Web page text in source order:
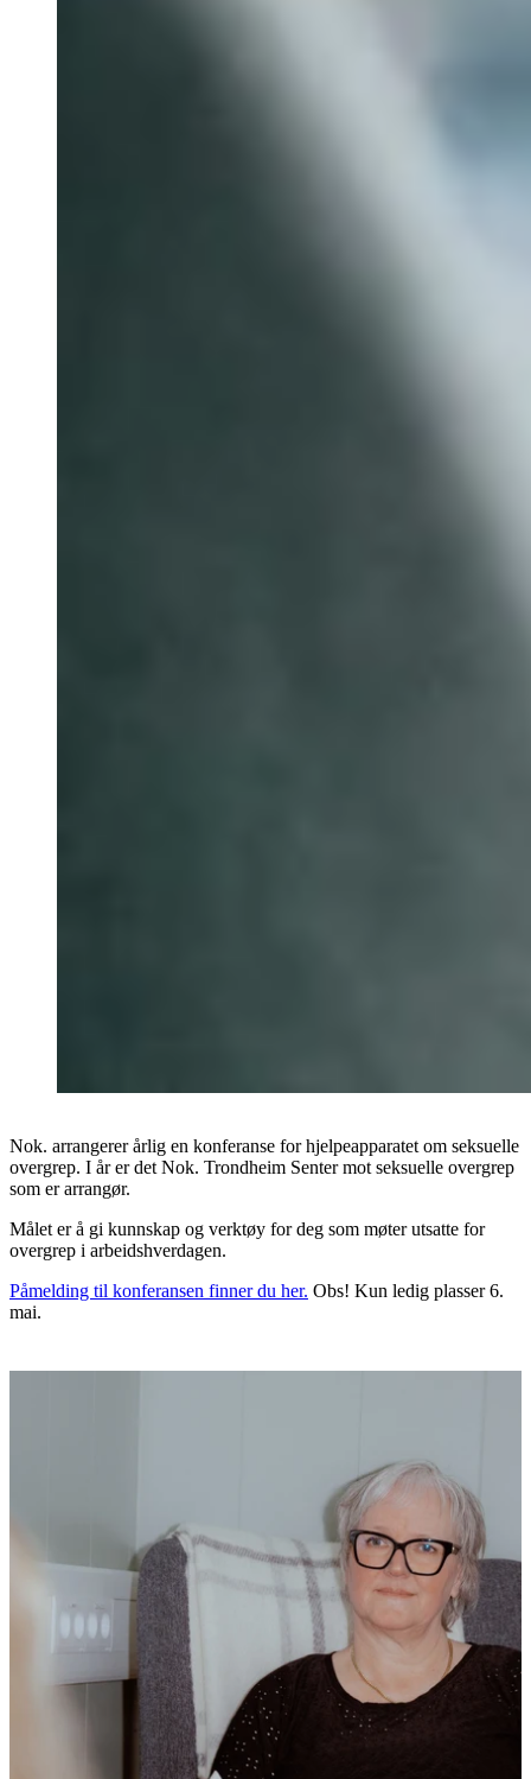
Nok. arrangerer årlig en konferanse for hjelpeapparatet om seksuelle
overgrep. I år er det Nok. Trondheim Senter mot seksuelle overgrep
som er arrangør.
Målet er å gi kunnskap og verktøy for deg som møter utsatte for
overgrep i arbeidshverdagen.
Påmelding til konferansen finner du her. Obs! Kun ledig plasser 6.
mai.
Nye brosjyrer på arabisk og somali
Les saken
Nyheter
- Vi når i større grad yngre brukere